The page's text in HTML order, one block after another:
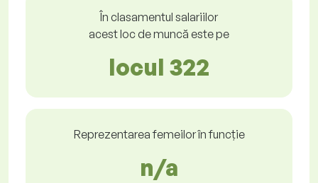
În clasamentul salariilor
acest loc de muncă este pe
locul 322
Reprezentarea femeilor în funcție
n/a